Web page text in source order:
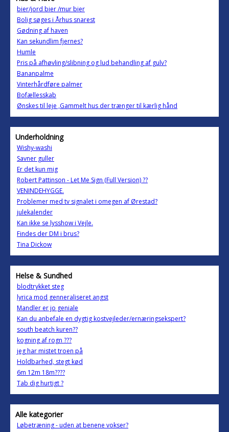
bier/jord bier /mur bier
Bolig søges i Århus snarest
Gødning af haven
Kan sekundlim fjernes?
Humle
Pris på afhøvling/slibning og lud behandling af gulv?
Bananpalme
Vinterhårdføre palmer
Bofællesskab
Ønskes til leje ,Gammelt hus der trænger til kærlig hånd
Underholdning
Wishy-washi
Savner guller
Er det kun mig
Robert Pattinson - Let Me Sign (Full Version) ??
VENINDEHYGGE.
Problemer med tv signalet i omegen af Ørestad?
julekalender
Kan ikke se lysshow i Vejle.
Findes der DM i brus?
Tina Dickow
Helse & Sundhed
blodtrykket steg
lyrica mod genneraliseret angst
Mandler er jo geniale
Kan du anbefale en dygtig kostvejleder/ernæringsekspert?
south beatch kuren??
kogning af rogn ???
jeg har mistet troen på
Holdbarhed, stegt kød
6m 12m 18m????
Tab dig hurtigt ?
Alle kategorier
Løbetræning - uden at benene vokser?